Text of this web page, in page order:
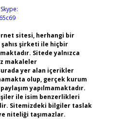
Skype:
sitesi, herhangi bir
şirketi ile hiçbir
Sitede yalnızca
makaleler
yer alan içerikler
olup, gerçek kurum
yapılmamaktadır.
ile isim benzerlikleri
Sitemizdeki bilgiler taslak
niteliği taşımazlar.